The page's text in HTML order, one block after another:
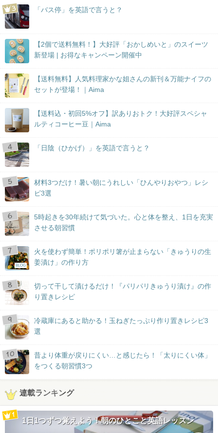
「バス停」を英語で言うと？
【2個で送料無料！】大好評「おかしめいと」のスイーツ
新登場 | お得なキャンペーン開催中
【送料無料】人気料理家かな姐さんの新刊＆万能ナイフの
セットが登場！｜Aima
【送料込・初回5%オフ】訳ありおトク！大好評スペシャ
ルティコーヒー豆｜Aima
「日陰（ひかげ）」を英語で言うと？
材料3つだけ！暑い朝にうれしい「ひんやりおやつ」レシ
ピ3選
5時起きを30年続けて気づいた。心と体を整え、1日を充実
させる朝習慣
BLOG
火を使わず簡単！ポリポリ箸が止まらない「きゅうりの生
姜漬け」の作り方
切って干して漬けるだけ！『パリパリきゅうり漬け』の作
り置きレシピ
冷蔵庫にあると助かる！玉ねぎたっぷり作り置きレシピ3
選
昔より体重が戻りにくい…と感じたら！「太りにくい体」
をつくる朝習慣3つ
連載ランキング
1日1つずつ覚えよう！朝のひとこと英語レッスン